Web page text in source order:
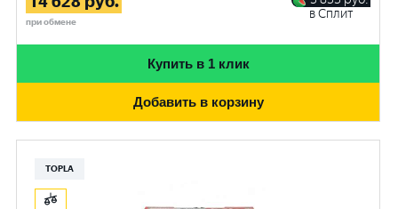
при обмене
в Сплит
Купить в 1 клик
Добавить в корзину
TOPLA